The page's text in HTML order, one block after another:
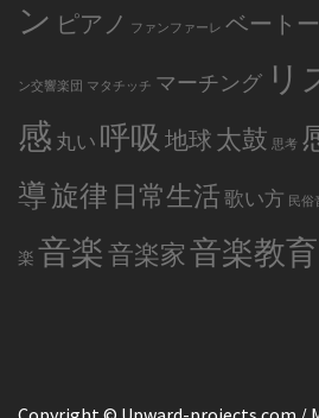
ン ピアノ ファンファーレ ベート
ン交響楽団 マタチッチ マーチング リ
感 丸い 呼吸 地球太鼓 思考
導旋律 日常生活歌い方 民俗
楽 音楽音楽家音楽教育